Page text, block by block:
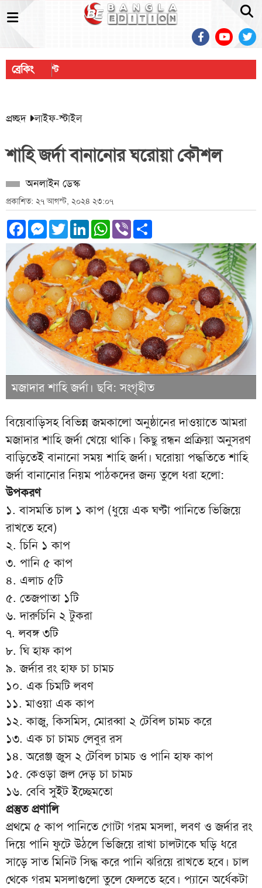
ব্রেকিং
প্রচ্ছদ লাইফ-স্টাইল
শাহি জর্দা বানানোর ঘরোয়া কৌশল
অনলাইন ডেস্ক
প্রকাশিত: ২৭ আগস্ট, ২০২৪ ২৩:০৭
Facebook
Messenger
TwitterLinkedInWhatsApp
Viber
মজাদার শাহি জর্দা। ছবি: সংগৃহীত
বিয়েবাড়িসহ বিভিন্ন জমকালো অনুষ্ঠানের দাওয়াতে আমরা
মজাদার শাহি জর্দা খেয়ে থাকি। কিছু রন্ধন প্রক্রিয়া অনুসরণ
বাড়িতেই বানানো সময় শাহি জর্দা। ঘরোয়া পদ্ধতিতে শাহি
জর্দা বানানোর নিয়ম পাঠকদের জন্য তুলে ধরা হলো:
উপকরণ
১. বাসমতি চাল ১ কাপ (ধুয়ে এক ঘণ্টা পানিতে ভিজিয়ে
রাখতে হবে)
২. চিনি ১ কাপ
৩. পানি ৫ কাপ
৪. এলাচ ৫টি
৫. তেজপাতা ১টি
৬. দারুচিনি ২ টুকরা
৭. লবঙ্গ ৩টি
৮. ঘি হাফ কাপ
৯. জর্দার রং হাফ চা চামচ
১০. এক চিমটি লবণ
১১. মাওয়া এক কাপ
১২. কাজু, কিসমিস, মোরব্বা ২ টেবিল চামচ করে
১৩. এক চা চামচ লেবুর রস
১৪. অরেঞ্জ জুস ২ টেবিল চামচ ও পানি হাফ কাপ
১৫. কেওড়া জল দেড় চা চামচ
১৬. বেবি সুইট ইচ্ছেমতো
প্রস্তুত প্রণালি
প্রথমে ৫ কাপ পানিতে গোটা গরম মসলা, লবণ ও জর্দার রং
দিয়ে পানি ফুটে উঠলে ভিজিয়ে রাখা চালটাকে ঘড়ি ধরে
সাড়ে সাত মিনিট সিদ্ধ করে পানি ঝরিয়ে রাখতে হবে। চাল
থেকে গরম মসলাগুলো তুলে ফেলতে হবে। প্যানে অর্ধেকটা